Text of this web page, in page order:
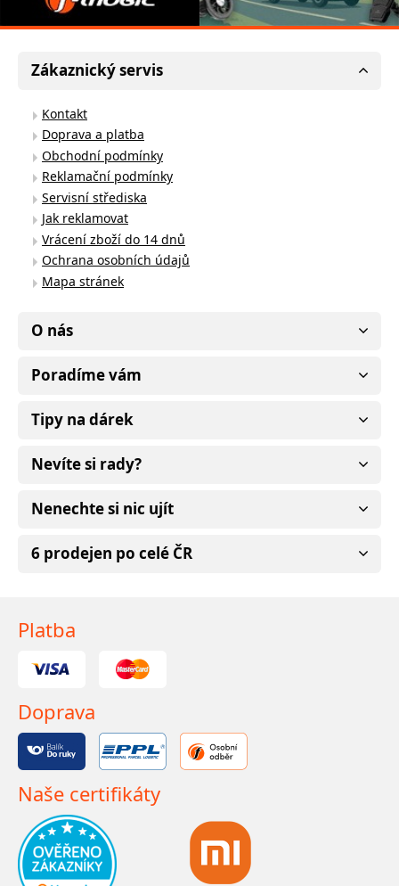
Zákaznický servis
Kontakt
Doprava a platba
Obchodní podmínky
Reklamační podmínky
Servisní střediska
Jak reklamovat
Vrácení zboží do 14 dnů
Ochrana osobních údajů
Mapa stránek
O nás
Poradíme vám
Tipy na dárek
Nevíte si rady?
Nenechte si nic ujít
6 prodejen po celé ČR
Platba
Doprava
Naše certifikáty